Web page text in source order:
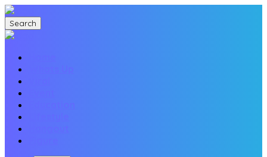
Search